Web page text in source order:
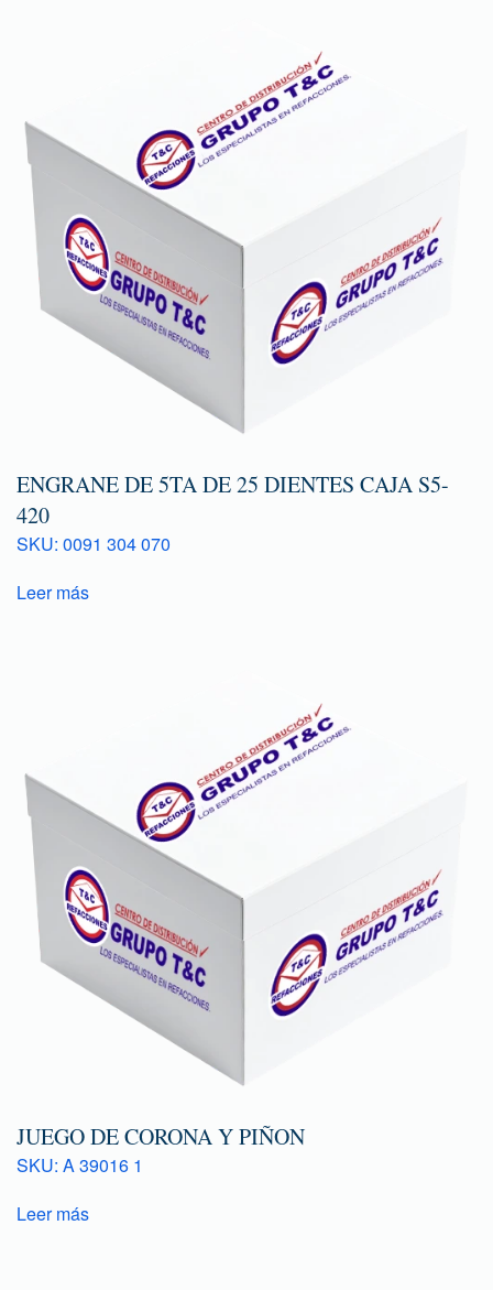
ENGRANE DE 5TA DE 25 DIENTES CAJA S5-
420
SKU: 0091 304 070
Leer más
JUEGO DE CORONA Y PIÑON
SKU: A 39016 1
Leer más